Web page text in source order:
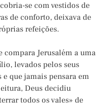
se com vestidos de
de conforto, deixava de
refeições.
Jerusalém a uma
levados pelos seus
que jamais pensara em
Deus decidiu
todos os vales» de